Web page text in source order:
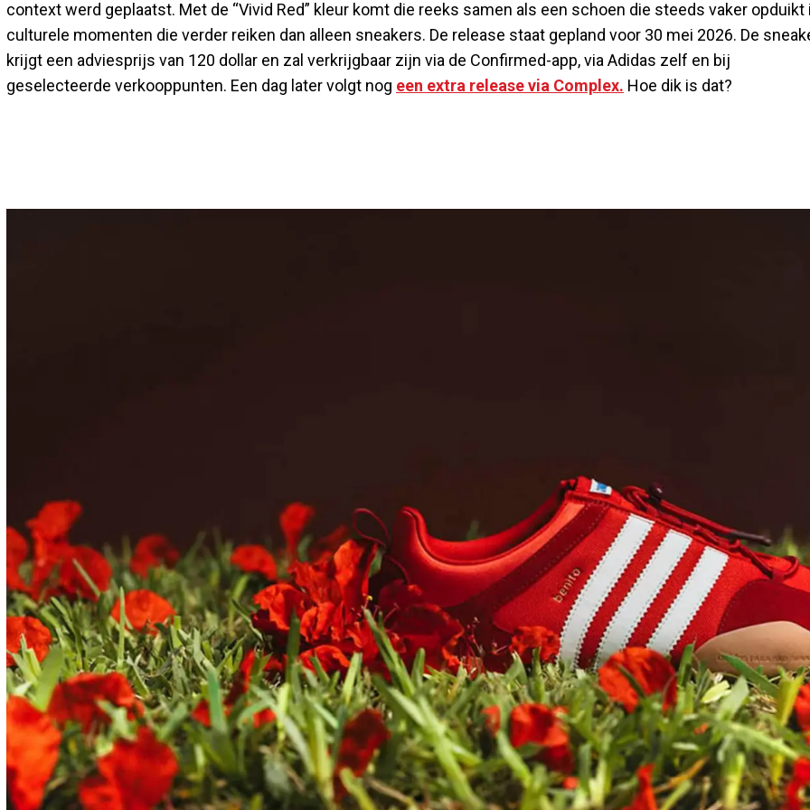
context werd geplaatst. Met de “Vivid Red” kleur komt die reeks samen als een schoen die steeds vaker opduikt
culturele momenten die verder reiken dan alleen sneakers. De release staat gepland voor 30 mei 2026. De
krijgt een adviesprijs van 120 dollar en zal verkrijgbaar zijn via de Confirmed-app, via Adidas zelf en bij
geselecteerde verkooppunten. Een dag later volgt nog een extra release via Complex. Hoe dik is dat?